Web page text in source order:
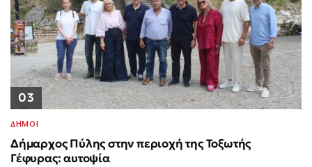
03
ΔΗΜΟΙ
Δήμαρχος Πύλης στην περιοχή της Τοξωτής
Γέφυρας: αυτοψία